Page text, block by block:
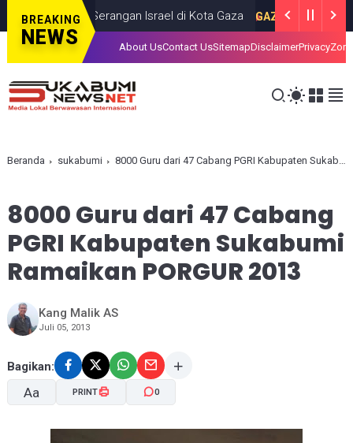
BREAKING
NEWS
dalam Serangan Israel di Kota Gaza GAZAJULY 19, 2026
About UsContact UsSitemapDisclaimerPrivacy
Beranda sukabumi 8000 Guru dari 47 Cabang PGRI Kabupaten Sukabumi Ramaikan PORGUR 2013
8000 Guru dari 47 Cabang
PGRI Kabupaten Sukabumi
Ramaikan PORGUR 2013
Kang Malik AS
Juli 05, 2013
Bagikan:
Aa PRINT 0